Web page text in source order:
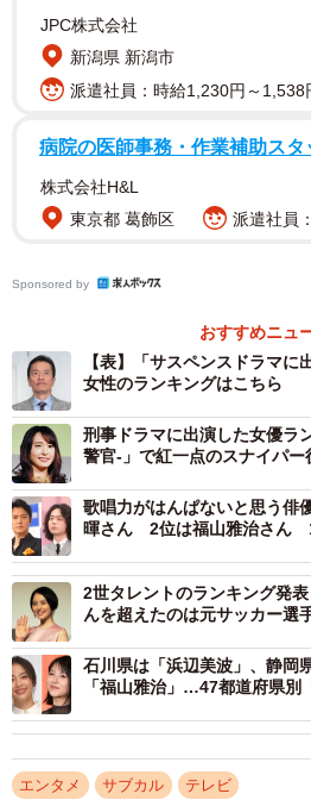
白石麻衣さん
ランキングは、タレントの「認知
ア」をもとに作成されており、本
2022年に行われた調査を中心に
れぞれのTOP3の結果は以下の通り
▽サスペンスドラマに出演した人
JPC株式会社
新潟県 新潟市
派遣社員：時給1,230円～1,538
病院の医師事務・作業補助スタ
株式会社H&L
東京都 葛飾区
派遣社員
Sponsored by
おすすめニュ
【表】「サスペンスドラマに
女性のランキングはこちら
刑事ドラマに出演した女優
警官-」で紅一点のスナイパー
歌唱力がはんぱないと思う
暉さん 2位は福山雅治さん
2世タレントのランキング発
んを超えたのは元サッカー選
石川県は「浜辺美波」、静岡
「福山雅治」…47都道府県別
エンタメ サブカル テレビ